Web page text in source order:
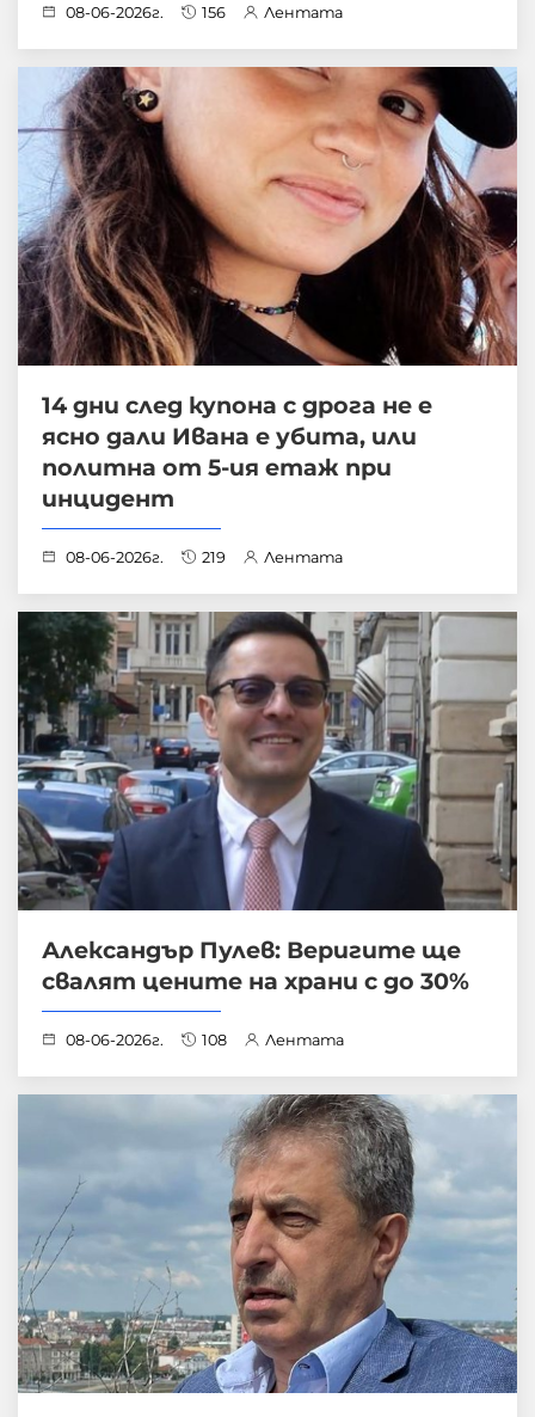
08-06-2026г. 156 Лентата
14 дни след купона с дрога не е
ясно дали Ивана е убита, или
политна от 5-ия етаж при
инцидент
08-06-2026г. 219 Лентата
Александър Пулев: Веригите ще
свалят цените на храни с до 30%
08-06-2026г. 108 Лентата